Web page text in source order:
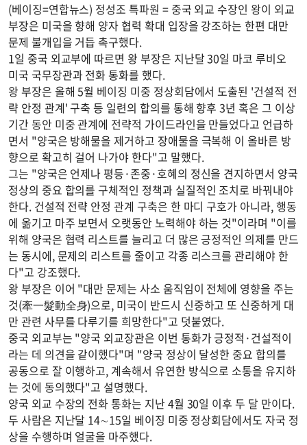
(베이징=연합뉴스) 정성조 특파원 = 중국 외교 수장인 왕이 외교
부장은 미국을 향해 양자 협력 확대 입장을 강조하는 한편 대만
문제 불개입을 거듭 촉구했다.
1일 중국 외교부에 따르면 왕 부장은 지난달 30일 마코 루비오
미국 국무장관과 전화 통화를 했다.
왕 부장은 올해 5월 베이징 미중 정상회담에서 도출된 '건설적 전
략 안정 관계' 구축 등 일련의 합의를 통해 향후 3년 혹은 그 이상
기간 동안 미중 관계에 전략적 가이드라인을 만들었다고 언급하
면서 "양국은 방해물을 제거하고 장애물을 극복해 이 올바른 방
향으로 확고히 걸어 나가야 한다"고 말했다.
그는 "양국은 언제나 평등·존중·호혜의 정신을 견지하면서 양국
정상의 중요 합의를 구체적인 정책과 실질적인 조치로 바꿔내야
한다. 건설적 전략 안정 관계 구축은 한 마디 구호가 아니라, 행동
에 옮기고 마주 보면서 오랫동안 노력해야 하는 것"이라며 "이를
위해 양국은 협력 리스트를 늘리고 더 많은 긍정적인 의제를 만드
는 동시에, 문제의 리스트를 줄이고 각종 리스크를 관리해야 한
다"고 강조했다.
왕 부장은 이어 "대만 문제는 사소 움직임이 전체에 영향을 주는
것(牽一髮動全身)으로, 미국이 반드시 신중하고 또 신중하게 대
만 관련 사무를 다루기를 희망한다"고 덧붙였다.
중국 외교부는 "양국 외교장관은 이번 통화가 긍정적·건설적이
라는 데 의견을 같이했다"며 "양국 정상이 달성한 중요 합의를
공동으로 잘 이행하고, 계속해서 유연한 방식으로 소통을 유지하
는 것에 동의했다"고 설명했다.
양국 외교 수장의 전화 통화는 지난 4월 30일 이후 두 달 만이다.
두 사람은 지난달 14∼15일 베이징 미중 정상회담에서도 자국 정
상을 수행하며 얼굴을 마주했다.